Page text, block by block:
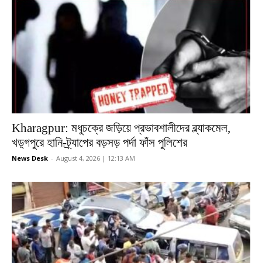
Kharagpur: মধুচক্রে জড়িয়ে প্রভাবশালীদের ব্ল্যাকমেল,
খড়্গপুরে হানি-ট্র্যাপের বড়সড় পর্দা ফাঁস পুলিশের
News Desk - August 4, 2026 | 12:13 AM